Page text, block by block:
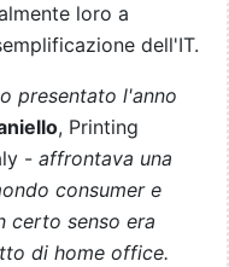
loro a
dell'IT.
presentato l'anno
, Printing
- affrontava una
consumer e
certo senso era
di home office.